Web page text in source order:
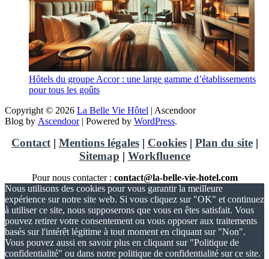
Hôtels du groupe Accor : une large gamme d’établissements
pour tous les goûts
Copyright © 2026 La Belle Vie Hôtel | Ascendoor
Blog by Ascendoor| Powered by WordPress.
Contact| Mentions légales| Cookies| Plan du site|
Sitemap | Workfluence
Pour nous contacter : contact@la-belle-vie-hotel.com
Nous utilisons des cookies pour vous garantir la meilleure
expérience sur notre site web. Si vous cliquez sur "OK" et continuez
à utiliser ce site, nous supposerons que vous en êtes satisfait. Vous
pouvez retirer votre consentement ou vous opposer aux traitements
basés sur l'intérêt légitime à tout moment en cliquant sur "Non".
Vous pouvez aussi en savoir plus en cliquant sur "Politique de
confidentialité" ou dans notre politique de confidentialité sur ce site.